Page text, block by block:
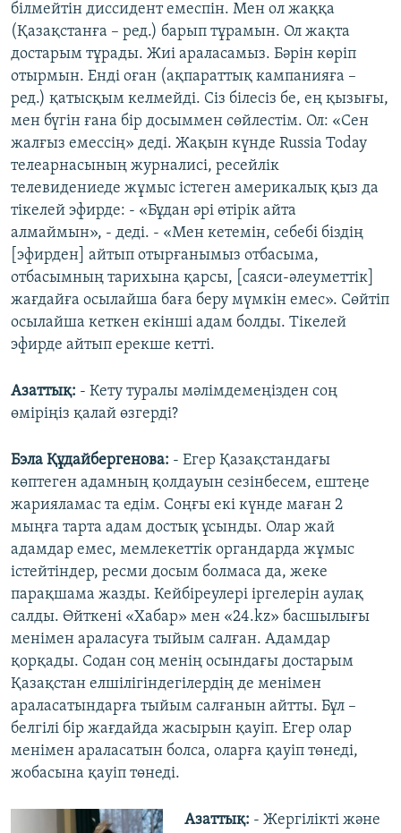
білмейтін диссидент емеспін. Мен ол жаққа
(Қазақстанға – ред.) барып тұрамын. Ол жақта
достарым тұрады. Жиі араласамыз. Бәрін көріп
отырмын. Енді оған (ақпараттық кампанияға –
ред.) қатысқым келмейді. Сіз білесіз бе, ең қызығы,
мен бүгін ғана бір досыммен сөйлестім. Ол: «Сен
жалғыз емессің» деді. Жақын күнде Russia Today
телеарнасының журналисі, ресейлік
телевидениеде жұмыс істеген америкалық қыз да
тікелей эфирде: - «Бұдан әрі өтірік айта
алмаймын», - деді. - «Мен кетемін, себебі біздің
[эфирден] айтып отырғанымыз отбасыма,
отбасымның тарихына қарсы, [саяси-әлеуметтік]
жағдайға осылайша баға беру мүмкін емес». Сөйтіп
осылайша кеткен екінші адам болды. Тікелей
эфирде айтып ерекше кетті.
Азаттық: - Кету туралы мәлімдемеңізден соң
өміріңіз қалай өзгерді?
Бэла Құдайбергенова: - Егер Қазақстандағы
көптеген адамның қолдауын сезінбесем, ештеңе
жарияламас та едім. Соңғы екі күнде маған 2
мыңға тарта адам достық ұсынды. Олар жай
адамдар емес, мемлекеттік органдарда жұмыс
істейтіндер, ресми досым болмаса да, жеке
парақшама жазды. Кейбіреулері іргелерін аулақ
салды. Өйткені «Хабар» мен «24.kz» басшылығы
менімен араласуға тыйым салған. Адамдар
қорқады. Содан соң менің осындағы достарым
Қазақстан елшілігіндегілердің де менімен
араласатындарға тыйым салғанын айтты. Бұл –
белгілі бір жағдайда жасырын қауіп. Егер олар
менімен араласатын болса, оларға қауіп төнеді,
жобасына қауіп төнеді.
Азаттық: - Жергілікті және